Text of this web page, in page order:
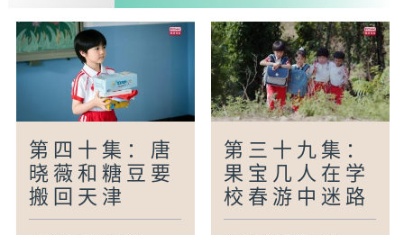
第四十集：唐
晓薇和糖豆要
搬回天津
第三十九集：
果宝几人在学
校春游中迷路